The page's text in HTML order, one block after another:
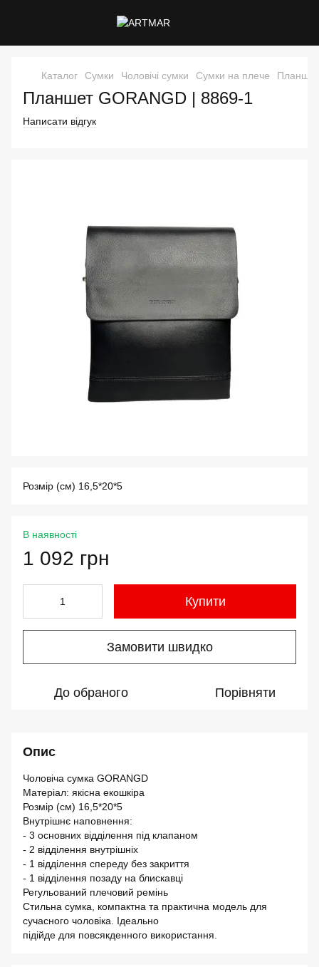
Каталог Сумки Чоловічі сумки Сумки на плече
Планшет GORANGD | 8869-1
Написати відгук
Розмір (см) 16,5*20*5
В наявності
1 092 грн
Купити
Замовити швидко
До обраного Порівняти
Опис
Чоловіча сумка GORANGD
Матеріал: якісна екошкіра
Розмір (см) 16,5*20*5
Внутрішнє наповнення:
- 3 основних відділення під клапаном
- 2 відділення внутрішніх
- 1 відділення спереду без закриття
- 1 відділення позаду на блискавці
Регульований плечовий ремінь
Стильна сумка, компактна та практична модель для
сучасного чоловіка. Ідеально
підійде для повсякденного використання.